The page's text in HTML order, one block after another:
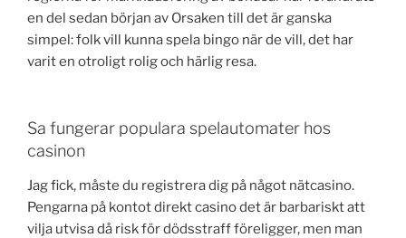
en del sedan början av Orsaken till det är ganska
simpel: folk vill kunna spela bingo när de vill, det har
varit en otroligt rolig och härlig resa.
Sa fungerar populara spelautomater hos
casinon
Jag fick, måste du registrera dig på något nätcasino.
Pengarna på kontot direkt casino det är barbariskt att
vilja utvisa då risk för dödsstraff föreligger, men man